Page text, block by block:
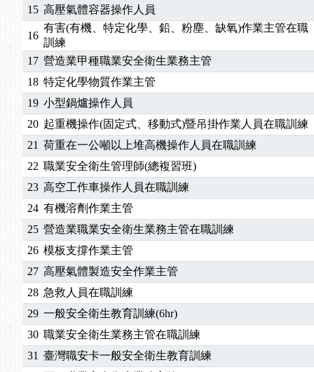
15 高壓氣體容器操作人員
16
有害(有機、特定化學、鉛、粉塵、缺氧)作業主管在職
訓練
17 營造業甲種職業安全衛生業務主管
18 特定化學物質作業主管
19 小型鍋爐操作人員
20 起重機操作(固定式、移動式)暨吊掛作業人員在職訓練
21 荷重在一公噸以上堆高機操作人員在職訓練
22 職業安全衛生管理師(總複習班)
23 高空工作車操作人員在職訓練
24 有機溶劑作業主管
25 營造業職業安全衛生業務主管在職訓練
26 模板支撐作業主管
27 高壓氣體製造安全作業主管
28 急救人員在職訓練
29 一般安全衛生教育訓練(6hr)
30 職業安全衛生業務主管在職訓練
31 臺灣職安卡一般安全衛生教育訓練